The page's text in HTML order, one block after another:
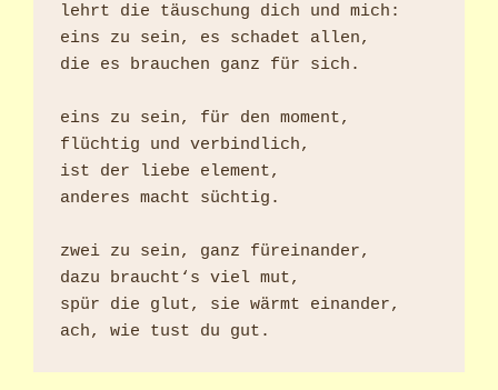
lehrt die täuschung dich und mich:
eins zu sein, es schadet allen,
die es brauchen ganz für sich.
eins zu sein, für den moment,
flüchtig und verbindlich,
ist der liebe element,
anderes macht süchtig.
zwei zu sein, ganz füreinander,
dazu braucht‘s viel mut,
spür die glut, sie wärmt einander,